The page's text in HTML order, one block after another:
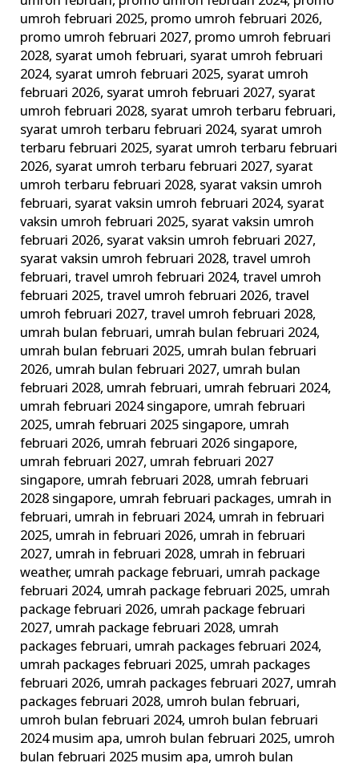
umroh februari 2025, promo umroh februari 2026,
promo umroh februari 2027, promo umroh februari
2028, syarat umoh februari, syarat umroh februari
2024, syarat umroh februari 2025, syarat umroh
februari 2026, syarat umroh februari 2027, syarat
umroh februari 2028, syarat umroh terbaru februari,
syarat umroh terbaru februari 2024, syarat umroh
terbaru februari 2025, syarat umroh terbaru februari
2026, syarat umroh terbaru februari 2027, syarat
umroh terbaru februari 2028, syarat vaksin umroh
februari, syarat vaksin umroh februari 2024, syarat
vaksin umroh februari 2025, syarat vaksin umroh
februari 2026, syarat vaksin umroh februari 2027,
syarat vaksin umroh februari 2028,travel umroh
februari,travel umroh februari 2024,travel umroh
februari 2025,travel umroh februari 2026,travel
umroh februari 2027,travel umroh februari 2028,
umrah bulan februari, umrah bulan februari 2024,
umrah bulan februari 2025, umrah bulan februari
2026, umrah bulan februari 2027, umrah bulan
februari 2028, umrah februari, umrah februari 2024,
umrah februari 2024 singapore, umrah februari
2025, umrah februari 2025 singapore, umrah
februari 2026, umrah februari 2026 singapore,
umrah februari 2027, umrah februari 2027
singapore, umrah februari 2028, umrah februari
2028 singapore, umrah februari packages, umrah in
februari, umrah in februari 2024, umrah in februari
2025, umrah in februari 2026, umrah in februari
2027, umrah in februari 2028, umrah in februari
weather, umrah package februari, umrah package
februari 2024, umrah package februari 2025, umrah
package februari 2026, umrah package februari
2027, umrah package februari 2028, umrah
packages februari, umrah packages februari 2024,
umrah packages februari 2025, umrah packages
februari 2026, umrah packages februari 2027, umrah
packages februari 2028, umroh bulan februari,
umroh bulan februari 2024, umroh bulan februari
2024 musim apa, umroh bulan februari 2025, umroh
bulan februari 2025 musim apa, umroh bulan